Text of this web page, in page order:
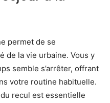
permet de se
de la vie urbaine. Vous y
semble s’arrêter, offrant
votre routine habituelle.
recul est essentielle